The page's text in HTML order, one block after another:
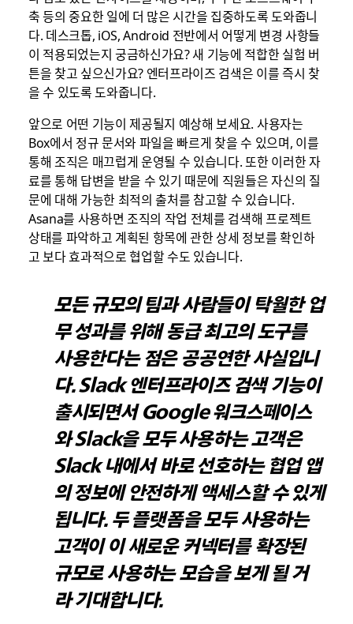
축 등의 중요한 일에 더 많은 시간을 집중하도록 도와줍니
다. 데스크톱, iOS, Android 전반에서 어떻게 변경 사항들
이 적용되었는지 궁금하신가요? 새 기능에 적합한 실험 버
튼을 찾고 싶으신가요? 엔터프라이즈 검색은 이를 즉시 찾
을 수 있도록 도와줍니다.
앞으로 어떤 기능이 제공될지 예상해 보세요. 사용자는
Box에서 정규 문서와 파일을 빠르게 찾을 수 있으며, 이를
통해 조직은 매끄럽게 운영될 수 있습니다. 또한 이러한 자
료를 통해 답변을 받을 수 있기 때문에 직원들은 자신의 질
문에 대해 가능한 최적의 출처를 참고할 수 있습니다.
Asana를 사용하면 조직의 작업 전체를 검색해 프로젝트
상태를 파악하고 계획된 항목에 관한 상세 정보를 확인하
고 보다 효과적으로 협업할 수도 있습니다.
모든 규모의 팀과 사람들이 탁월한 업
무 성과를 위해 동급 최고의 도구를
사용한다는 점은 공공연한 사실입니
다. Slack 엔터프라이즈 검색 기능이
출시되면서 Google 워크스페이스
와 Slack을 모두 사용하는 고객은
Slack 내에서 바로 선호하는 협업 앱
의 정보에 안전하게 액세스할 수 있게
됩니다. 두 플랫폼을 모두 사용하는
고객이 이 새로운 커넥터를 확장된
규모로 사용하는 모습을 보게 될 거
라 기대합니다.